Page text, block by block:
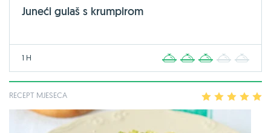
Juneći gulaš s krumpirom
1 H 2 3 4
RECEPT MJESECA 2 3 4